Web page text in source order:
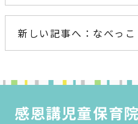
新しい記事へ：なべっ
感恩講児童保育院